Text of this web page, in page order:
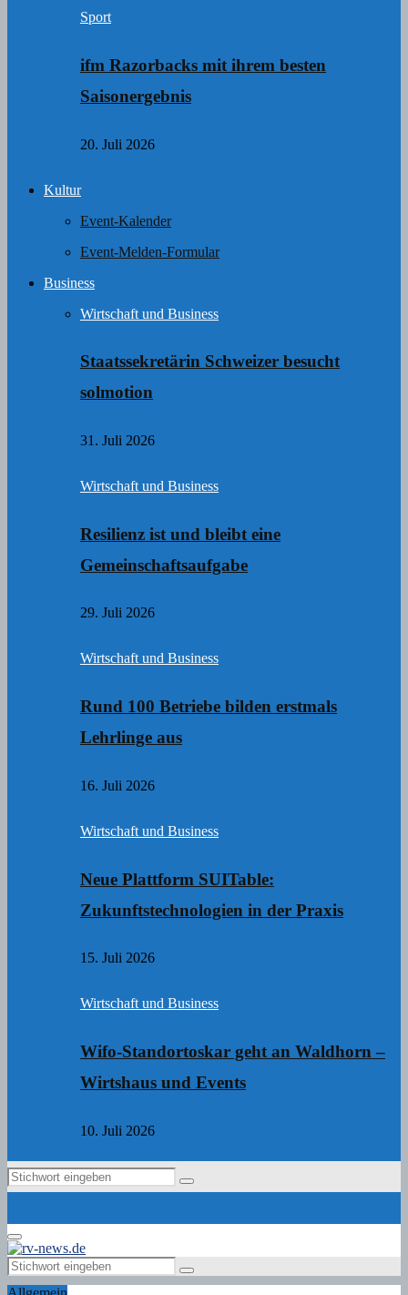
Sport
ifm Razorbacks mit ihrem besten
Saisonergebnis
20. Juli 2026
Kultur
Event-Kalender
Event-Melden-Formular
Business
Wirtschaft und Business
Staatssekretärin Schweizer besucht
solmotion
31. Juli 2026
Wirtschaft und Business
Resilienz ist und bleibt eine
Gemeinschaftsaufgabe
29. Juli 2026
Wirtschaft und Business
Rund 100 Betriebe bilden erstmals
Lehrlinge aus
16. Juli 2026
Wirtschaft und Business
Neue Plattform SUITable:
Zukunftstechnologien in der Praxis
15. Juli 2026
Wirtschaft und Business
Wifo-Standortoskar geht an Waldhorn –
Wirtshaus und Events
10. Juli 2026
Search
Search
Primary
Menu
Search
for:
Search